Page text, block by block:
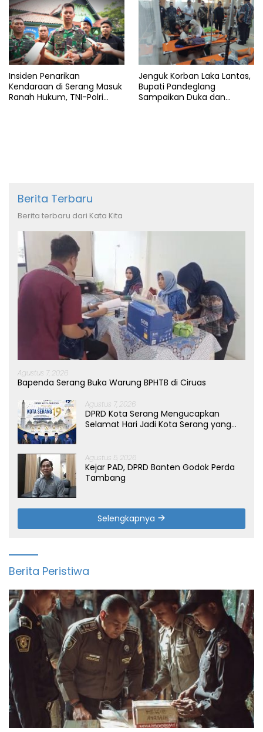
Insiden Penarikan
Kendaraan di Serang Masuk
Ranah Hukum, TNI-Polri
Jenguk Korban Laka Lantas,
Bupati Pandeglang
Sampaikan Duka dan
Berita Terbaru
Berita terbaru dari Kata Kita
Agustus 7, 2026
Bapenda Serang Buka Warung BPHTB di Ciruas
Agustus 7, 2026
DPRD Kota Serang Mengucapkan
Selamat Hari Jadi Kota Serang yang
Agustus 5, 2026
Kejar PAD, DPRD Banten Godok Perda
Tambang
Selengkapnya
Berita Peristiwa